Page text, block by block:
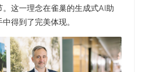
。这一理念在雀巢的生成式AI助
中得到了完美体现。